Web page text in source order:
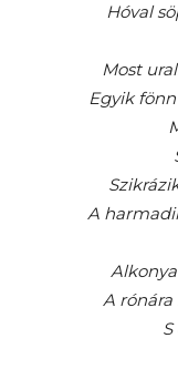
Hóval
Most
Egyik
A
A